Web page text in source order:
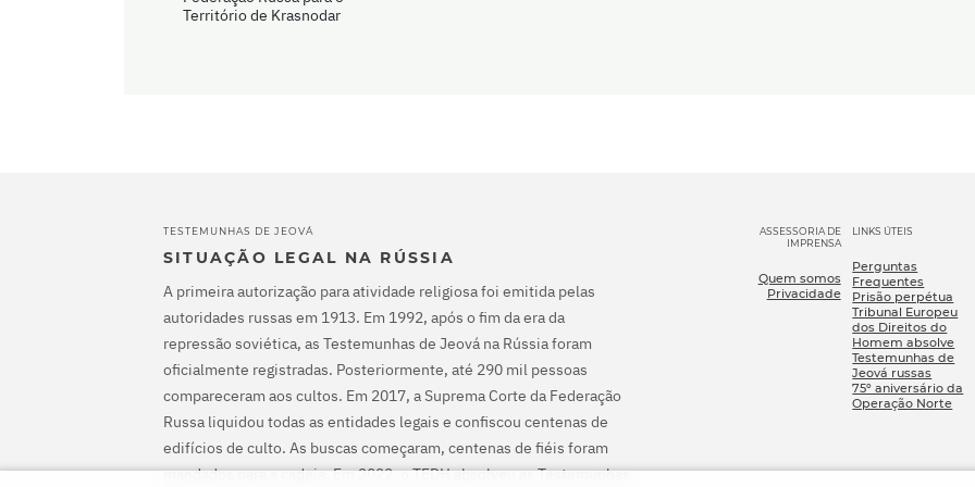
Território de Krasnodar
TESTEMUNHAS DE JEOVÁ
SITUAÇÃO LEGAL NA RÚSSIA
A primeira autorização para atividade religiosa foi emitida pelas
autoridades russas em 1913. Em 1992, após o fim da era da
repressão soviética, as Testemunhas de Jeová na Rússia foram
oficialmente registradas. Posteriormente, até 290 mil pessoas
compareceram aos cultos. Em 2017, a Suprema Corte da Federação
Russa liquidou todas as entidades legais e confiscou centenas de
edifícios de culto. As buscas começaram, centenas de fiéis foram
mandados para a cadeia. Em 2022, o TEDH absolveu as Testemunhas
ASSESSORIA DE
IMPRENSA
Quem somos
Privacidade
LINKS ÚTEIS
Perguntas
Frequentes
Prisão perpétua
Tribunal Europeu
dos Direitos do
Homem absolve
Testemunhas de
Jeová russas
75º aniversário da
Operação Norte